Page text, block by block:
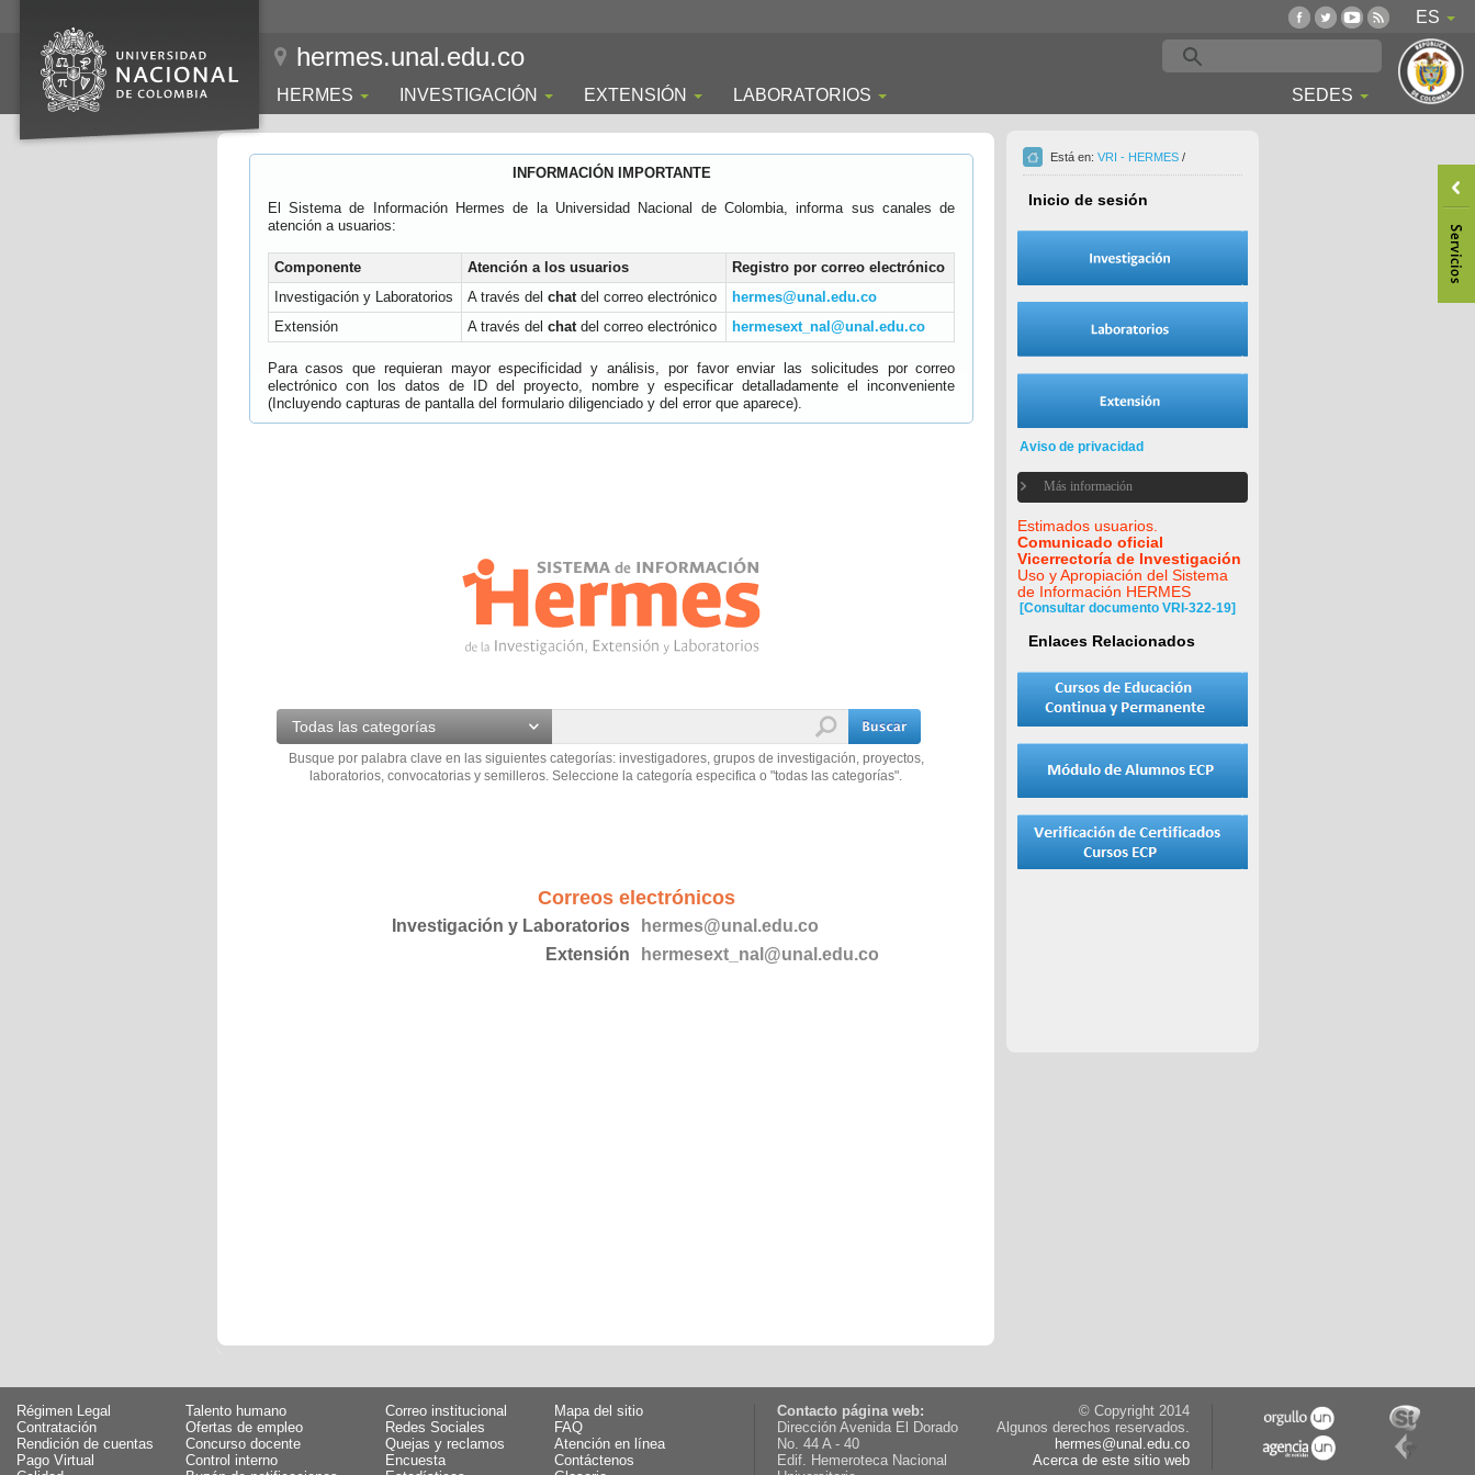
ES
hermes.unal.edu.co
HERMES INVESTIGACIÓN EXTENSIÓN LABORATORIOS SEDES
INFORMACIÓN IMPORTANTE
El Sistema de Información Hermes de la Universidad Nacional de Colombia, informa sus canales de
atención a usuarios:
Componente Atención a los usuarios
Registro por correo electrónico
Investigación y Laboratorios
A través del chatdel correo electrónico
hermes@unal.edu.co
Extensión
A través del chatdel correo electrónico hermesext_nal@unal.edu.co
Para casos que requieran mayor especificidad y análisis, por favor enviar las solicitudes por correo
electrónico con los datos de ID del proyecto, nombre y especificar detalladamente el inconveniente
(Incluyendo capturas de pantalla del formulario diligenciado y del error que aparece).
Todas las categorías
Busque por palabra clave en las siguientes categorías: investigadores, grupos de investigación, proyectos,
laboratorios, convocatorias y semilleros. Seleccione la categoría especifica o "todas las categorías".
Correos electrónicos
Investigación y Laboratorios
hermes@unal.edu.co
Extensión
hermesext_nal@unal.edu.co
Está en: VRI - HERMES /
Inicio de sesión
Aviso de privacidad
Más información
Estimados usuarios.
Comunicado oficial
Vicerrectoría de Investigación
Uso y Apropiación del Sistema
de Información HERMES
[Consultar documento VRI-322-19]
Enlaces Relacionados
Régimen Legal
Talento humano
Contratación
Ofertas de empleo
Rendición de cuentas
Concurso docente
Pago Virtual
Control interno
Correo institucional
Mapa del sitio
Redes Sociales
FAQ
Quejas y reclamos
Atención en línea
Encuesta
Contáctenos
Contacto página web:
Dirección Avenida El Dorado
No. 44 A - 40
Edif. Hemeroteca Nacional
© Copyright 2014
Algunos derechos reservados.
hermes@unal.edu.co
Acerca de este sitio web